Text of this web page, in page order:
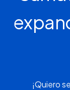
¡Quiero